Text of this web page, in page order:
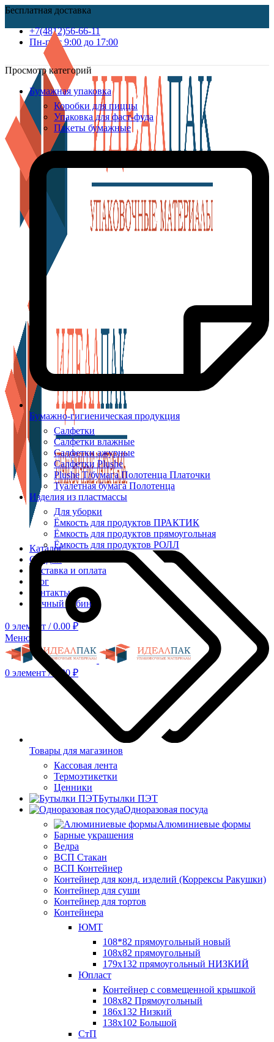
Бесплатная доставка
+7(4812)56-66-11
Пн-пт c 9:00 до 17:00
Каталог
Скидки
Доставка и оплата
Блог
Контакты
Личный кабинет
0 элемент / 0.00 ₽
Меню
0 элемент / 0.00 ₽
Просмотр категорий
Бумажная упаковка
Коробки для пиццы
Упаковка для фаст-фуда
Пакеты бумажные
Бумажно-гигиеническая продукция
Салфетки
Салфетки влажные
Салфетки ажурные
Салфетки Plushe
Plushe Т/бумага Полотенца Платочки
Туалетная бумага Полотенца
Изделия из пластмассы
Для уборки
Ёмкость для продуктов ПРАКТИК
Ёмкость для продуктов прямоугольная
Ёмкость для продуктов РОЛЛ
Товары для магазинов
Кассовая лента
Термоэтикетки
Ценники
Бутылки ПЭТ
Одноразовая посуда
Алюминиевые формы
Барные украшения
Ведра
ВСП Стакан
ВСП Контейнер
Контейнер для конд. изделий (Коррексы Ракушки)
Контейнер для суши
Контейнер для тортов
Контейнера
ЮМТ
108*82 прямоугольный новый
108х82 прямоугольный
179х132 прямоугольный НИЗКИЙ
Юпласт
Контейнер с совмещенной крышкой
108х82 Прямоугольный
186х132 Низкий
138х102 Большой
СтП